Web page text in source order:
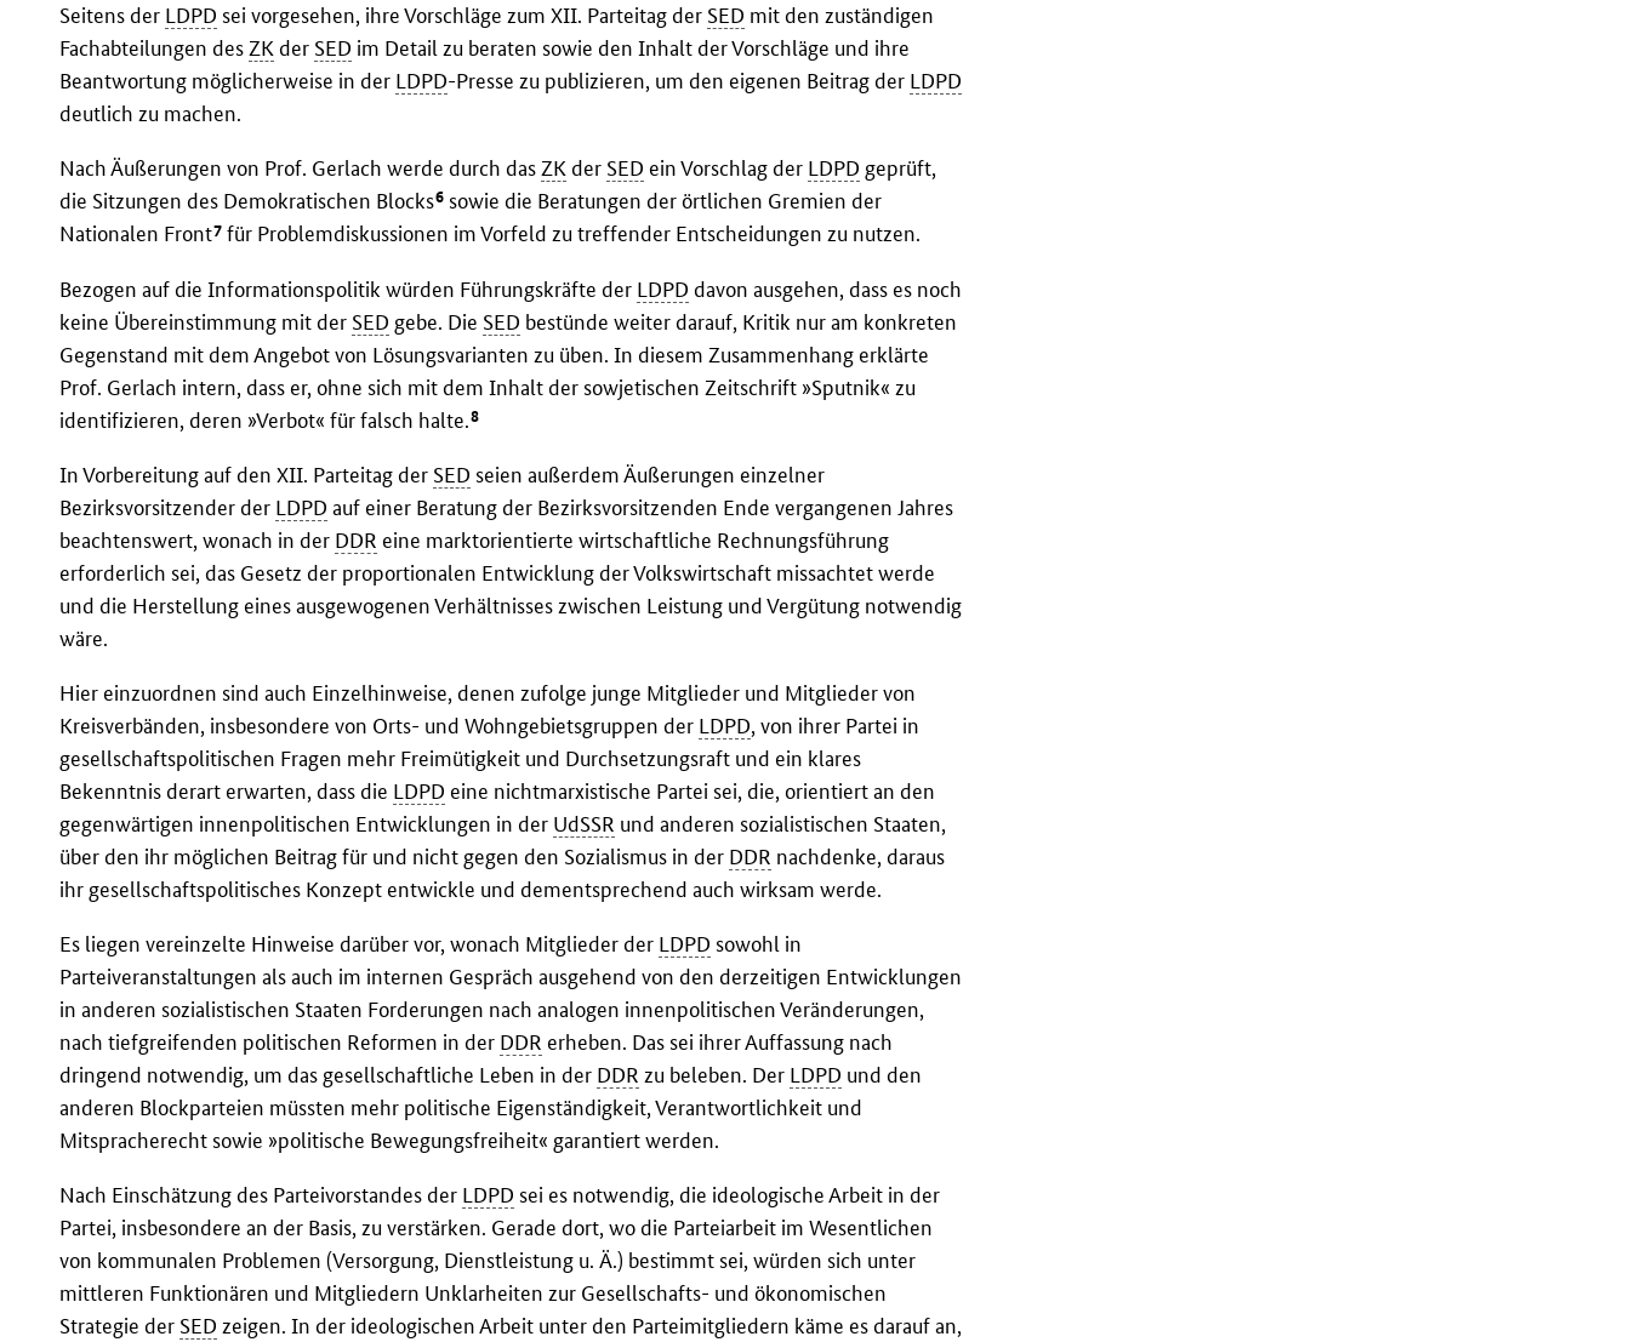
Seitens der LDPD sei vorgesehen, ihre Vorschläge zum XII. Parteitag der SED mit den zuständigen
Fachabteilungen des ZK der SED im Detail zu beraten sowie den Inhalt der Vorschläge und ihre
Beantwortung möglicherweise in der LDPD-Presse zu publizieren, um den eigenen Beitrag der LDPD
deutlich zu machen.
Nach Äußerungen von Prof. Gerlach werde durch das ZK der SED ein Vorschlag der LDPD geprüft,
die Sitzungen des Demokratischen Blocks6 sowie die Beratungen der örtlichen Gremien der
Nationalen Front7 für Problemdiskussionen im Vorfeld zu treffender Entscheidungen zu nutzen.
Bezogen auf die Informationspolitik würden Führungskräfte der LDPD davon ausgehen, dass es noch
keine Übereinstimmung mit der SED gebe. Die SED bestünde weiter darauf, Kritik nur am konkreten
Gegenstand mit dem Angebot von Lösungsvarianten zu üben. In diesem Zusammenhang erklärte
Prof. Gerlach intern, dass er, ohne sich mit dem Inhalt der sowjetischen Zeitschrift »Sputnik« zu
identifizieren, deren »Verbot« für falsch halte.8
In Vorbereitung auf den XII. Parteitag der SED seien außerdem Äußerungen einzelner
Bezirksvorsitzender der LDPD auf einer Beratung der Bezirksvorsitzenden Ende vergangenen Jahres
beachtenswert, wonach in der DDR eine marktorientierte wirtschaftliche Rechnungsführung
erforderlich sei, das Gesetz der proportionalen Entwicklung der Volkswirtschaft missachtet werde
und die Herstellung eines ausgewogenen Verhältnisses zwischen Leistung und Vergütung notwendig
wäre.
Hier einzuordnen sind auch Einzelhinweise, denen zufolge junge Mitglieder und Mitglieder von
Kreisverbänden, insbesondere von Orts- und Wohngebietsgruppen der LDPD, von ihrer Partei in
gesellschaftspolitischen Fragen mehr Freimütigkeit und Durchsetzungsraft und ein klares
Bekenntnis derart erwarten, dass die LDPD eine nichtmarxistische Partei sei, die, orientiert an den
gegenwärtigen innenpolitischen Entwicklungen in der UdSSR und anderen sozialistischen Staaten,
über den ihr möglichen Beitrag für und nicht gegen den Sozialismus in der DDR nachdenke, daraus
ihr gesellschaftspolitisches Konzept entwickle und dementsprechend auch wirksam werde.
Es liegen vereinzelte Hinweise darüber vor, wonach Mitglieder der LDPD sowohl in
Parteiveranstaltungen als auch im internen Gespräch ausgehend von den derzeitigen Entwicklungen
in anderen sozialistischen Staaten Forderungen nach analogen innenpolitischen Veränderungen,
nach tiefgreifenden politischen Reformen in der DDR erheben. Das sei ihrer Auffassung nach
dringend notwendig, um das gesellschaftliche Leben in der DDR zu beleben. Der LDPD und den
anderen Blockparteien müssten mehr politische Eigenständigkeit, Verantwortlichkeit und
Mitspracherecht sowie »politische Bewegungsfreiheit« garantiert werden.
Nach Einschätzung des Parteivorstandes der LDPD sei es notwendig, die ideologische Arbeit in der
Partei, insbesondere an der Basis, zu verstärken. Gerade dort, wo die Parteiarbeit im Wesentlichen
von kommunalen Problemen (Versorgung, Dienstleistung u. Ä.) bestimmt sei, würden sich unter
mittleren Funktionären und Mitgliedern Unklarheiten zur Gesellschafts- und ökonomischen
Strategie der SED zeigen. In der ideologischen Arbeit unter den Parteimitgliedern käme es darauf an,